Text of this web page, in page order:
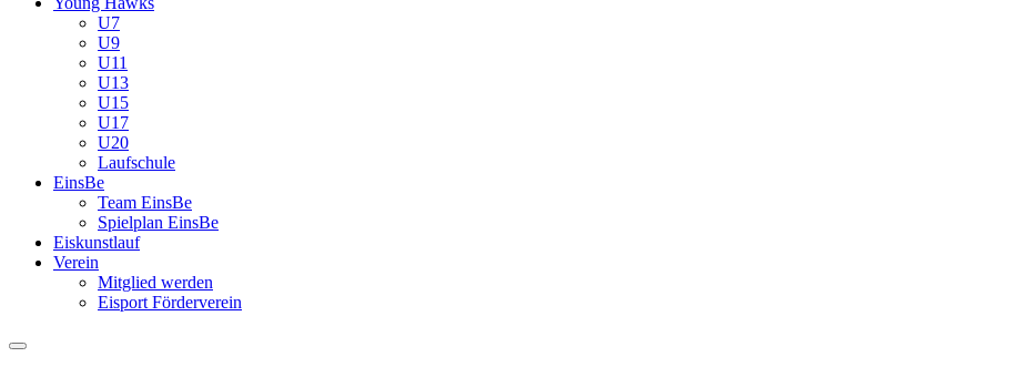
U7
U9
U11
U13
U15
U17
U20
Laufschule
EinsBe
Team EinsBe
Spielplan EinsBe
Eiskunstlauf
Verein
Mitglied werden
Eisport Förderverein